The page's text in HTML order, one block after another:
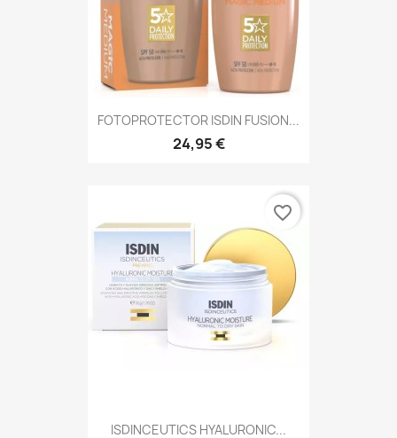
FOTOPROTECTOR ISDIN FUSION...
24,95 €
ISDINCEUTICS HYALURONIC...
favorite_border